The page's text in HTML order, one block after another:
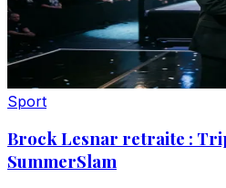
Sport
Brock Lesnar retraite :
SummerSlam